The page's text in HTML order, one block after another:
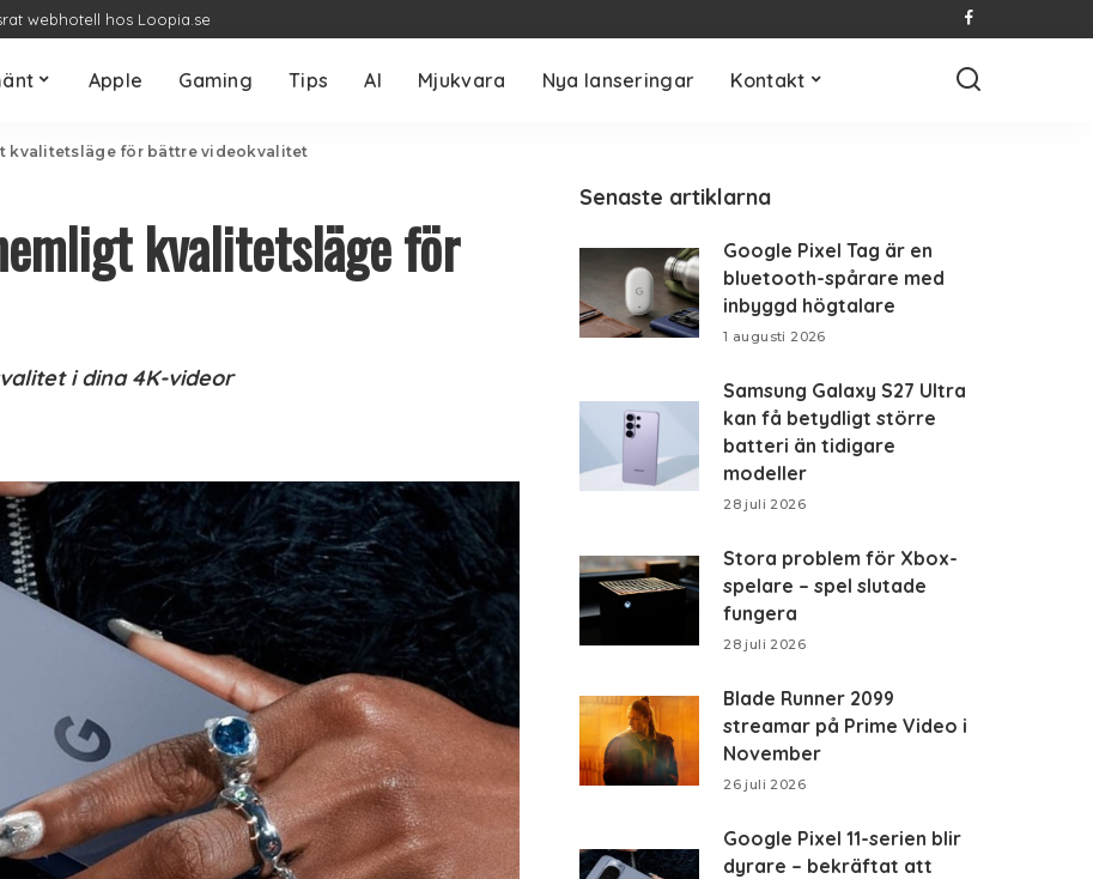
webhotell hos Loopia.se
Apple Gaming Tips AI Mjukvara Nya lanseringar Kontakt
kvalitetsläge för bättre videokvalitet
kvalitetsläge för
i dina 4K-videor
Senaste artiklarna
Google Pixel Tag är en
bluetooth-spårare med
inbyggd högtalare
1 augusti 2026
Samsung Galaxy S27 Ultra
kan få betydligt större
batteri än tidigare
modeller
28 juli 2026
Stora problem för Xbox-
spelare – spel slutade
fungera
28 juli 2026
Blade Runner 2099
streamar på Prime Video i
November
26 juli 2026
Google Pixel 11-serien blir
dyrare – bekräftat att